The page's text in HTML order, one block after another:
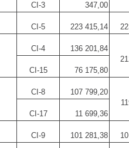
CI-3
347,00
CI-5 223 415,14
CI-4
136 201,84
CI-15
76 175,80
CI-8
107 799,20
CI-17
11 699,36
CI-9 101 281,38